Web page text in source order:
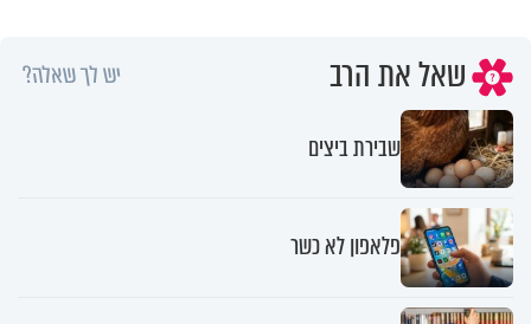
שאל את הרב יש לך שאלה?
שבירת ביצים
פלאפון לא כשר